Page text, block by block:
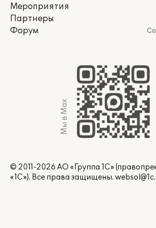
Мероприятия
Партнеры
Форум
Мы в Max
© 2011-2026 АО «Группа 1С»
«1С»). Все права защищены.